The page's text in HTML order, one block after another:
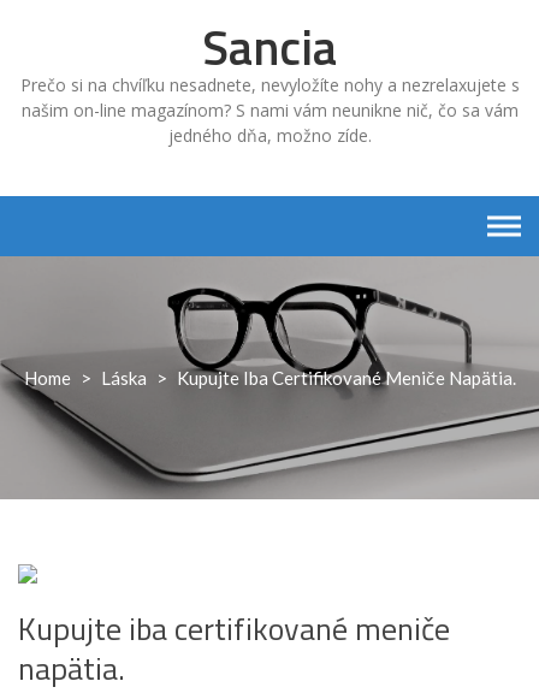
Sancia
Prečo si na chvíľku nesadnete, nevyložíte nohy a nezrelaxujete s
našim on-line magazínom? S nami vám neunikne nič, čo sa vám
jedného dňa, možno zíde.
Home > Láska > Kupujte Iba Certifikované Meniče Napätia.
Kupujte iba certifikované meniče
napätia.